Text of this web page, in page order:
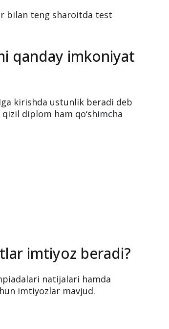
bilan teng sharoitda test
qanday imkoniyat
kirishda ustunlik beradi deb
diplom ham qo‘shimcha
imtiyoz beradi?
natijalari hamda
imtiyozlar mavjud.